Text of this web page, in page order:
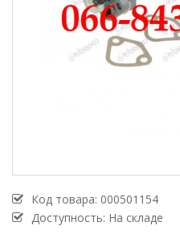
Код товара: 000501154
Доступность: На складе